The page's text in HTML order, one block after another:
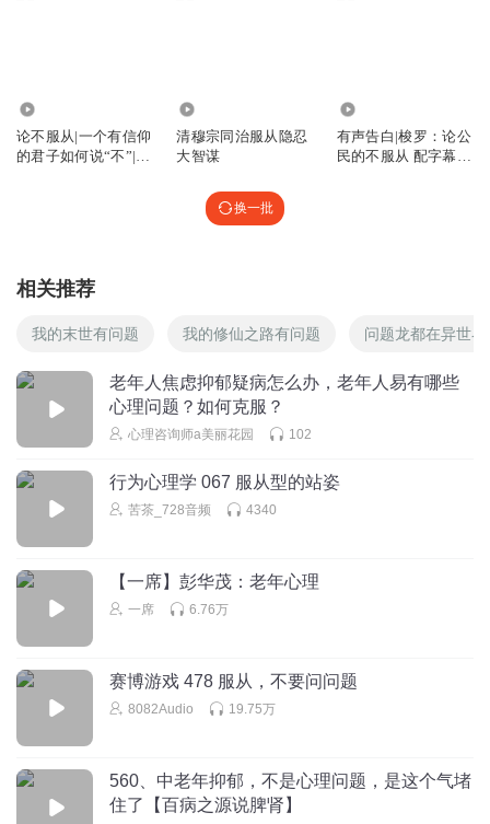
论不服从|一个有信仰
的君子如何说“不”|弗
清穆宗同治服从隐忍
大智谋
有声告白|梭罗：论公
民的不服从 配字幕英
换一批
相关推荐
我的末世有问题 我的修仙之路有问题 问题龙都在异世界
老年人焦虑抑郁疑病怎么办，老年人易有哪些
心理问题？如何克服？
心理咨询师a美丽花园 102
行为心理学 067 服从型的站姿
苦茶_728音频 4340
【一席】彭华茂：老年心理
一席 6.76万
赛博游戏 478 服从，不要问问题
8082Audio 19.75万
560、中老年抑郁，不是心理问题，是这个气堵
住了【百病之源说脾肾】